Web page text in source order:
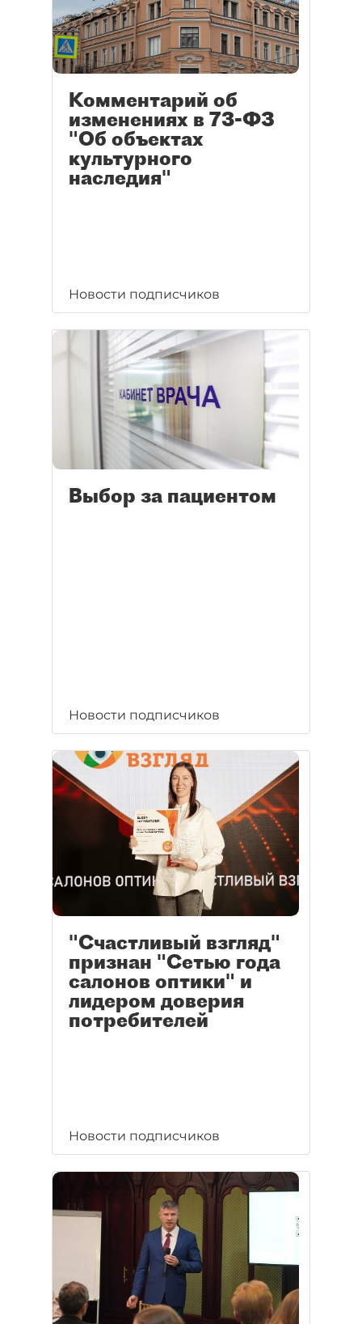
Комментарий об
изменениях в 73-ФЗ
"Об объектах
культурного
наследия"
Новости подписчиков
Выбор за пациентом
Новости подписчиков
"Счастливый взгляд"
признан "Сетью года
салонов оптики" и
лидером доверия
потребителей
Новости подписчиков